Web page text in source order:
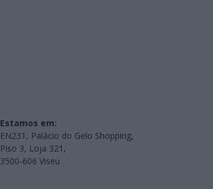
Estamos em:
EN231, Palácio do Gelo Shopping,
Piso 3, Loja 321,
3500-606 Viseu